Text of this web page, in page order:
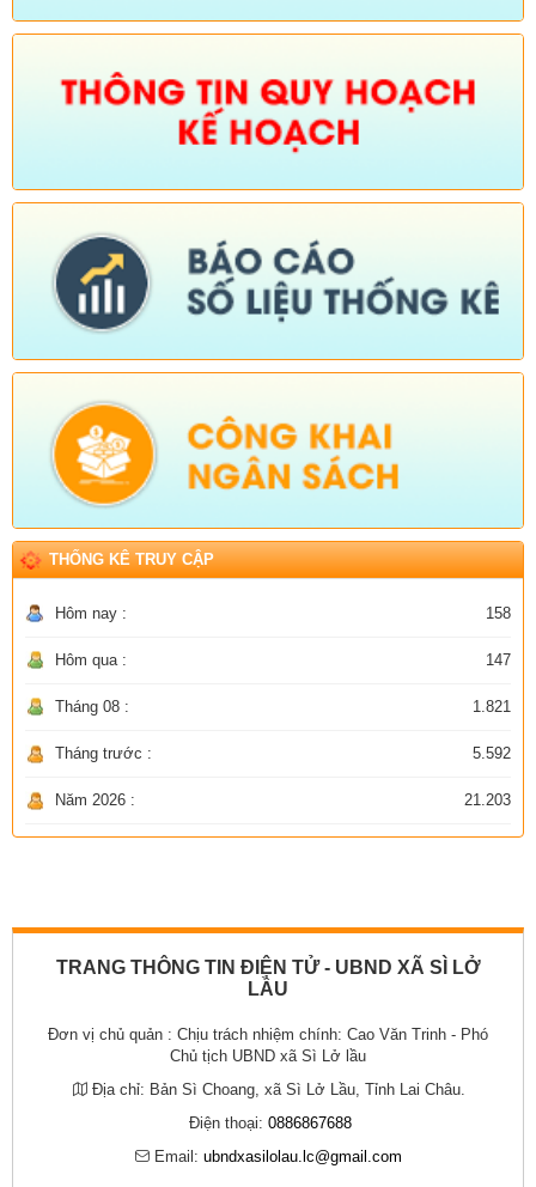
THỐNG KÊ TRUY CẬP
Hôm nay : 158
Hôm qua : 147
Tháng 08 : 1.821
Tháng trước : 5.592
Năm 2026 : 21.203
TRANG THÔNG TIN ĐIỆN TỬ - UBND XÃ SÌ LỞ
LẦU
Đơn vị chủ quản : Chịu trách nhiệm chính: Cao Văn Trinh - Phó
Chủ tịch UBND xã Sì Lở lầu
Địa chỉ: Bản Sì Choang, xã Sì Lở Lầu, Tỉnh Lai Châu.
Điện thoại: 0886867688
Email: ubndxasilolau.lc@gmail.com